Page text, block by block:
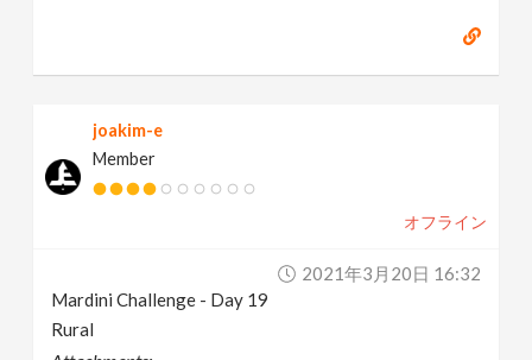
joakim-e
Member
オフライン
2021年3月20日 16:32
Mardini Challenge - Day 19
Rural